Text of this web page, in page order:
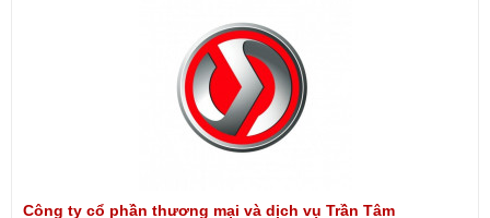
Công ty cổ phần thương mại và dịch vụ Trần Tâm